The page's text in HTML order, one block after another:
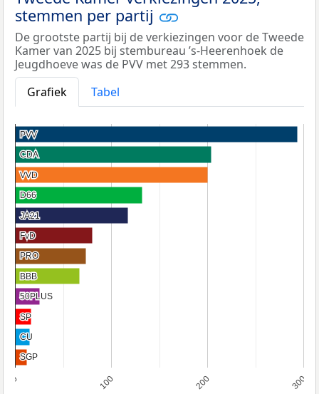
stemmen per partij
De grootste partij bij de verkiezingen voor de Tweede
Kamer van 2025 bij stembureau ’s-Heerenhoek de
Jeugdhoeve was de PVV met 293 stemmen.
Grafiek
Tabel
0 100 200 300
PVV
PVV
CDA
CDA
VVD
VVD
D66
D66
JA21
JA21
FvD
FvD
PRO
PRO
BBB
BBB
50PLUS
50PLUS
SP
SP
CU
CU
SGP
SGP